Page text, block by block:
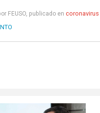
FEUSO, publicado en coronavirus